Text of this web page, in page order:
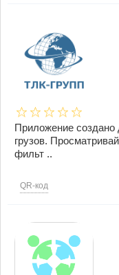
Приложение создано
грузов.
фильт ..
QR-код